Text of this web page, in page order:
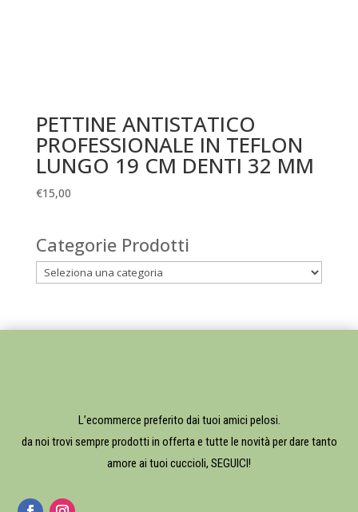
PETTINE ANTISTATICO
PROFESSIONALE IN TEFLON
LUNGO 19 CM DENTI 32 MM
€15,00
Categorie Prodotti
L’ecommerce preferito dai tuoi amici pelosi.
da noi trovi sempre prodotti in offerta e tutte le novità per dare tanto
amore ai tuoi cuccioli, SEGUICI!